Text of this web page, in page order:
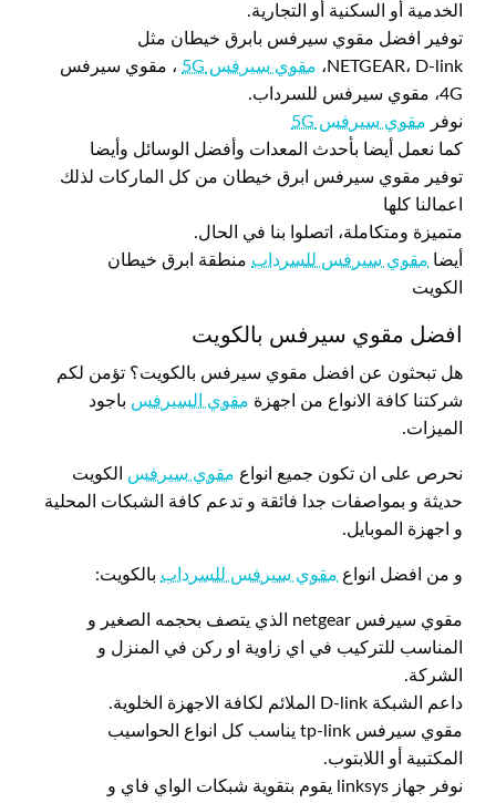
الخدمية أو السكنية أو التجارية.
توفير افضل مقوي سيرفس بابرق خيطان مثل
NETGEAR، D-link،
مقوي سيرفس 5G
، مقوي سيرفس
4G، مقوي سيرفس للسرداب.
نوفر مقوي سيرفس 5G
كما نعمل أيضا بأحدث المعدات وأفضل الوسائل وأيضا
توفير مقوي سيرفس ابرق خيطان من كل الماركات لذلك
اعمالنا كلها
متميزة ومتكاملة، اتصلوا بنا في الحال.
أيضا مقوي سيرفس للسرداب منطقة ابرق خيطان
الكويت
افضل مقوي سيرفس بالكويت
هل تبحثون عن افضل مقوي سيرفس بالكويت؟ تؤمن لكم
شركتنا كافة الانواع من اجهزة مقوي السيرفس باجود
الميزات.
نحرص على ان تكون جميع انواع مقوي سيرفس الكويت
حديثة و بمواصفات جدا فائقة و تدعم كافة الشبكات المحلية
و اجهزة الموبايل.
و من افضل انواع مقوي سيرفس للسرداب بالكويت:
مقوي سيرفس netgear الذي يتصف بحجمه الصغير و
المناسب للتركيب في اي زاوية او ركن في المنزل و
الشركة.
داعم الشبكة D-link الملائم لكافة الاجهزة الخلوية.
مقوي سيرفس tp-link يناسب كل انواع الحواسيب
المكتبية أو اللابتوب.
نوفر جهاز linksys يقوم بتقوية شبكات الواي فاي و